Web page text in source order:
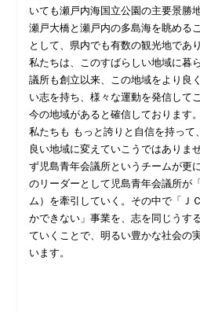
いても瀬戸内海国立公園の主要景勝
瀬戸大橋と瀬戸内の多島海を眺める
として、県内でも有数の観光地であ
私たちは、このすばらしい地域に暮
議所も創立以来、この地域をより良
い志を持ち、様々な運動を発信して
今の地域があると確信しております。
私たちも もっと誇りと自信を持って
良い地域に変えていこうではありま
ず児島青年会議所というチームが更
のリーダーとして児島青年会議所が
ム）を牽引していく。その中で「Ｊ
かできない」事業を、志を同じうす
ていくことで、明るい豊かな社会の
います。